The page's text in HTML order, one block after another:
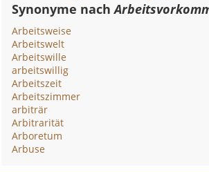
Synonyme nach
Arbeitsweise
Arbeitswelt
Arbeitswille
arbeitswillig
Arbeitszeit
Arbeitszimmer
arbiträr
Arbitrarität
Arboretum
Arbuse